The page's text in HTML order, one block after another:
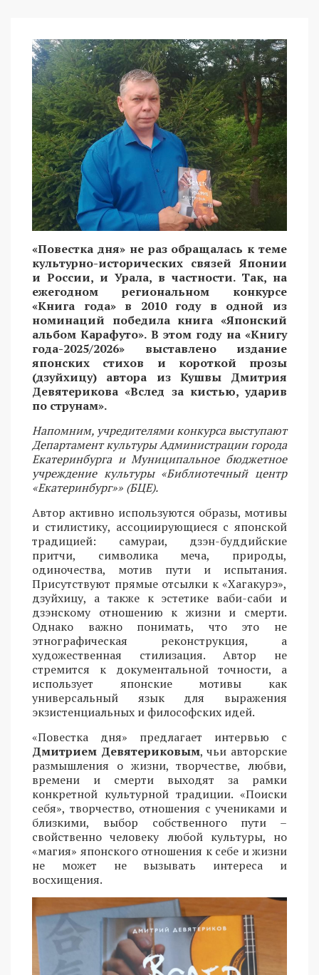
«Повестка дня» не раз обращалась к теме
культурно-исторических связей Японии
и России, и Урала, в частности. Так, на
ежегодном региональном конкурсе
«Книга года» в 2010 году в одной из
номинаций победила книга «Японский
альбом Карафуто». В этом году на «Книгу
года-2025/2026» выставлено издание
японских стихов и короткой прозы
(дзуйхицу) автора из Кушвы Дмитрия
Девятерикова «Вслед за кистью, ударив
по струнам».
Напомним, учредителями конкурса выступают
Департамент культуры Администрации города
Екатеринбурга и Муниципальное бюджетное
учреждение культуры «Библиотечный центр
«Екатеринбург»» (БЦЕ).
Автор активно используются образы, мотивы
и стилистику, ассоциирующиеся с японской
традицией: самураи, дзэн-буддийские
притчи, символика меча, природы,
одиночества, мотив пути и испытания.
Присутствуют прямые отсылки к «Хагакурэ»,
дзуйхицу, а также к эстетике ваби-саби и
дзэнскому отношению к жизни и смерти.
Однако важно понимать, что это не
этнографическая реконструкция, а
художественная стилизация. Автор не
стремится к документальной точности, а
использует японские мотивы как
универсальный язык для выражения
экзистенциальных и философских идей.
«Повестка дня» предлагает интервью с
Дмитрием Девятериковым, чьи авторские
размышления о жизни, творчестве, любви,
времени и смерти выходят за рамки
конкретной культурной традиции. «Поиски
себя», творчество, отношения с учениками и
близкими, выбор собственного пути –
свойственно человеку любой культуры, но
«магия» японского отношения к себе и жизни
не может не вызывать интереса и
восхищения.